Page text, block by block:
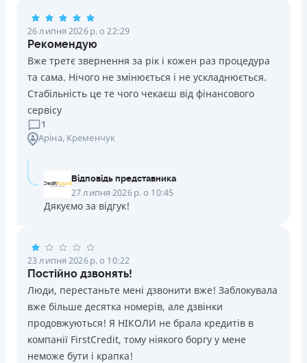
Погашення
Оплата на розрахунковий рахунок
Онлайн (через сайт або інтернет-банкінг)
Через термінали Приватбанку
Через термінали самообслуговування
Ліцензія НБУ
Ліцензія переоформлена 14.03.2024 р.
Вся інформація про кредит
ОТРИМАТИ ПОЗИКУ
26 липня 2026 р. о 22:29
Рекомендую
Вже третє звернення за рік і кожен раз процедура
та сама. Нічого не змінюється і не ускладнюється.
Стабільність це те чого чекаєш від фінансового
сервісу
1
Аріна, Кременчук
Відповідь представника
27 липня 2026 р. о 10:45
Дякуємо за відгук!
23 липня 2026 р. о 10:22
Постійно дзвонять!
Люди, перестаньте мені дзвонити вже! Заблокувала
вже більше десятка номерів, але дзвінки
продовжуються! Я НІКОЛИ не брала кредитів в
компанії FirstCredit, тому ніякого боргу у мене
неможе бути і крапка!